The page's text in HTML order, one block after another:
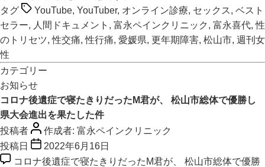
タグ
YouTube, YouTuber, オンライン診療, セックス, ベスト
セラー, 人間ドキュメント , 富永ペインクリニック , 富永喜代,性
のトリセツ,性交痛,性行痛, 愛媛県, 更年期障害, 松山市, 週刊女
性
カテゴリー
お知らせ
コロナ後遺症で寝たきりだったM君が、 松山市総体で優勝し
県大会進出を果たした件
投稿者
作成者: 富永ペインクリニック
投稿日
2022年6月16日
コロナ後遺症で寝たきりだったM君が、 松山市総体で優勝